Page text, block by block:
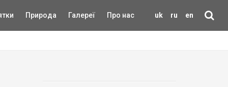
uk ru en
Природа Галереї Про нас